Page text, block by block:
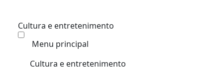
Cultura e entretenimento
Menu principal
Cultura e entretenimento